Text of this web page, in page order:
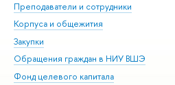
Преподаватели и сотрудники
Корпуса и общежития
Закупки
Обращения граждан в НИУ ВШЭ
Фонд целевого капитала